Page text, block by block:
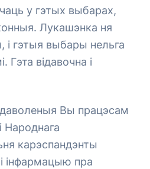
у гэтых выбарах,
Лукашэнка ня
і гэтыя выбары нельга
Гэта відавочна і
Вы працэсам
Народнага
карэспандэнты
інфармацыю пра